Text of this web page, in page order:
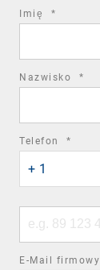
Imię *
Nazwisko *
Telefon *
country
code
+ 1
number
E-Mail firmowy